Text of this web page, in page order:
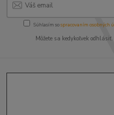
Súhlasím sospracovaním osobných
Môžete sa kedykoľvek